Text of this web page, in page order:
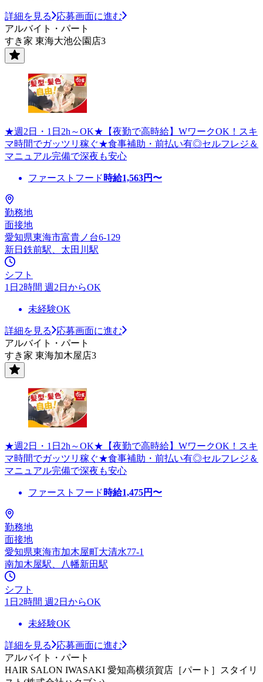
詳細を見る
応募画面に進む
アルバイト・パート
すき家 東海大池公園店3
★週2日・1日2h～OK★【夜勤で高時給】WワークOK！スキ
マ時間でガッツリ稼ぐ★食事補助・前払い有◎セルフレジ＆
マニュアル完備で深夜も安心
ファーストフード 時給1,563円〜
勤務地
面接地
愛知県東海市富貴ノ台6-129
新日鉄前駅、太田川駅
シフト
1日2時間 週2日からOK
未経験OK
詳細を見る
応募画面に進む
アルバイト・パート
すき家 東海加木屋店3
★週2日・1日2h～OK★【夜勤で高時給】WワークOK！スキ
マ時間でガッツリ稼ぐ★食事補助・前払い有◎セルフレジ＆
マニュアル完備で深夜も安心
ファーストフード 時給1,475円〜
勤務地
面接地
愛知県東海市加木屋町大清水77-1
南加木屋駅、八幡新田駅
シフト
1日2時間 週2日からOK
未経験OK
詳細を見る
応募画面に進む
アルバイト・パート
HAIR SALON IWASAKI 愛知高横須賀店［パート］スタイリ